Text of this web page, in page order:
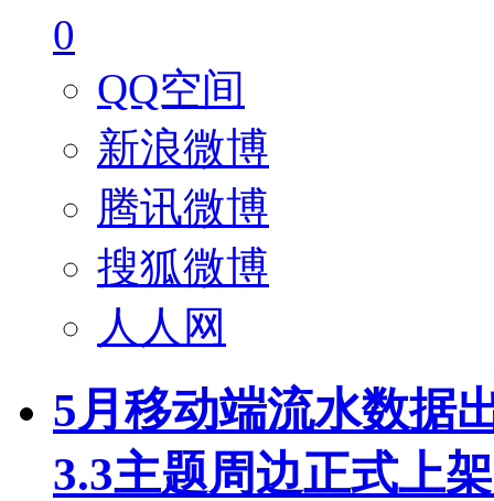
0
QQ空间
新浪微博
腾讯微博
搜狐微博
人人网
5月移动端流水数据
3.3主题周边正式上